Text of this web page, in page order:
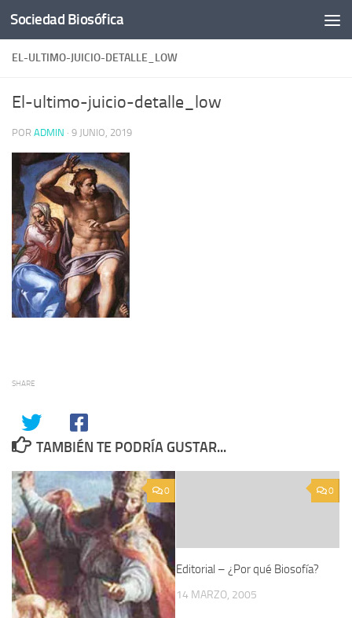
Saltar al contenido
Sociedad Biosófica
EL-ULTIMO-JUICIO-DETALLE_LOW
El-ultimo-juicio-detalle_low
POR ADMIN · 9 JUNIO, 2019
SHARE
TAMBIÉN TE PODRÍA GUSTAR...
0 0
Editorial – ¿Por qué Biosofía?
14 MARZO, 2005